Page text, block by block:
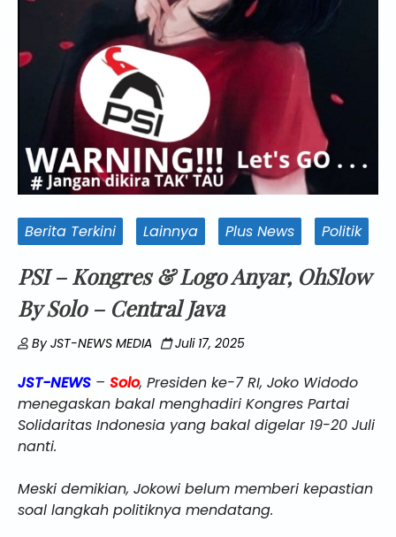
Berita Terkini Lainnya Plus News Politik
PSI – Kongres & Logo Anyar, OhSlow
By Solo – Central Java
ByJST-NEWS MEDIA Juli 17, 2025
JST-NEWS – Solo, Presiden ke-7 RI, Joko Widodo
menegaskan bakal menghadiri Kongres Partai
Solidaritas Indonesia yang bakal digelar 19-20 Juli
nanti.
Meski demikian, Jokowi belum memberi kepastian
soal langkah politiknya mendatang.